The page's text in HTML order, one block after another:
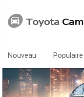
Nouveau Populaire